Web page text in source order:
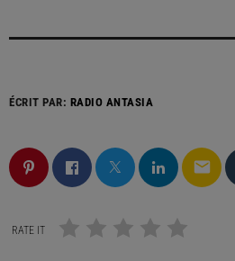
ÉCRIT PAR: RADIO ANTASIA
email
RATE IT